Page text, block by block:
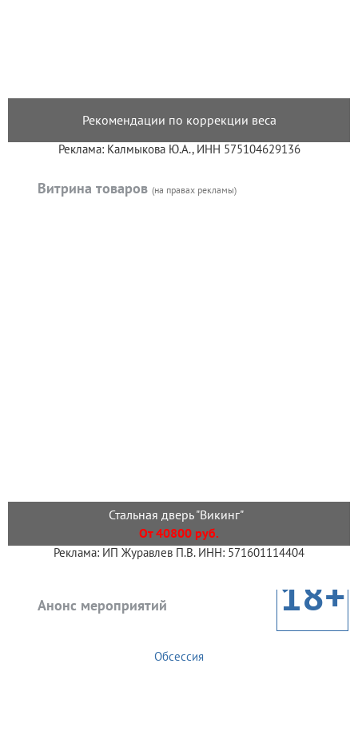
Рекомендации по коррекции веса
Реклама: Калмыкова Ю.А., ИНН 575104629136
Витрина товаров (на правах рекламы)
Стальная дверь "Викинг"
От 40800 руб.
Реклама: ИП Журавлев П.В. ИНН: 571601114404
Анонс мероприятий 18+
Обсессия